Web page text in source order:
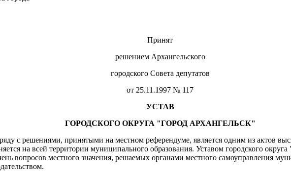
Принят
решением Архангельского
городского Совета депутатов
от 25.11.1997 № 117
УСТАВ
ГОРОДСКОГО ОКРУГА "ГОРОД АРХАНГЕЛЬСК"
с решениями, принятыми на местном референдуме, является одним из актов
на всей территории муниципального образования. Уставом городского
вопросов местного значения, решаемых органами местного самоуправления